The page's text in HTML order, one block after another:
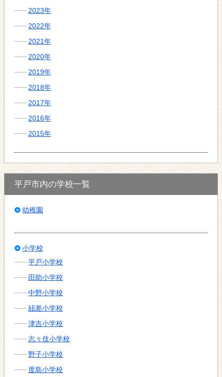
2023年
2022年
2021年
2020年
2019年
2018年
2017年
2016年
2015年
平戸市内の学校一覧
幼稚園
小学校
平戸小学校
田助小学校
中野小学校
紐差小学校
津吉小学校
志々伎小学校
野子小学校
度島小学校